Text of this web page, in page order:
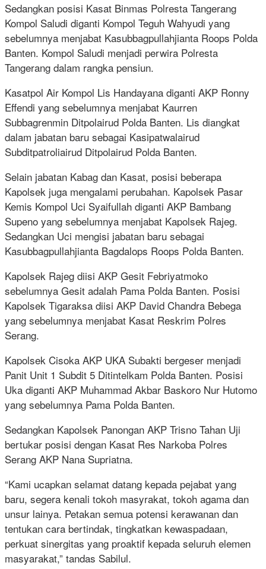
Sedangkan posisi Kasat Binmas Polresta Tangerang
Kompol Saludi diganti Kompol Teguh Wahyudi yang
sebelumnya menjabat Kasubbagpullahjianta Roops Polda
Banten. Kompol Saludi menjadi perwira Polresta
Tangerang dalam rangka pensiun.
Kasatpol Air Kompol Lis Handayana diganti AKP Ronny
Effendi yang sebelumnya menjabat Kaurren
Subbagrenmin Ditpolairud Polda Banten. Lis diangkat
dalam jabatan baru sebagai Kasipatwalairud
Subditpatroliairud Ditpolairud Polda Banten.
Selain jabatan Kabag dan Kasat, posisi beberapa
Kapolsek juga mengalami perubahan. Kapolsek Pasar
Kemis Kompol Uci Syaifullah diganti AKP Bambang
Supeno yang sebelumnya menjabat Kapolsek Rajeg.
Sedangkan Uci mengisi jabatan baru sebagai
Kasubbagpullahjianta Bagdalops Roops Polda Banten.
Kapolsek Rajeg diisi AKP Gesit Febriyatmoko
sebelumnya Gesit adalah Pama Polda Banten. Posisi
Kapolsek Tigaraksa diisi AKP David Chandra Bebega
yang sebelumnya menjabat Kasat Reskrim Polres
Serang.
Kapolsek Cisoka AKP UKA Subakti bergeser menjadi
Panit Unit 1 Subdit 5 Ditintelkam Polda Banten. Posisi
Uka diganti AKP Muhammad Akbar Baskoro Nur Hutomo
yang sebelumnya Pama Polda Banten.
Sedangkan Kapolsek Panongan AKP Trisno Tahan Uji
bertukar posisi dengan Kasat Res Narkoba Polres
Serang AKP Nana Supriatna.
“Kami ucapkan selamat datang kepada pejabat yang
baru, segera kenali tokoh masyrakat, tokoh agama dan
unsur lainya. Petakan semua potensi kerawanan dan
tentukan cara bertindak, tingkatkan kewaspadaan,
perkuat sinergitas yang proaktif kepada seluruh elemen
masyarakat,” tandas Sabilul.